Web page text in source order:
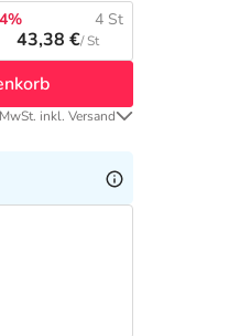
4 St
43,38 €/ St
inkl. Versand